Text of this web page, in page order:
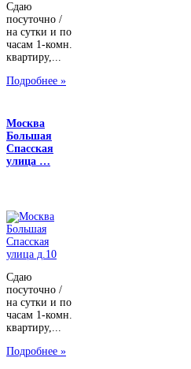
Сдаю
посуточно /
на сутки и по
часам 1-комн.
квартиру,...
Подробнее »
Москва
Большая
Спасская
улица …
Сдаю
посуточно /
на сутки и по
часам 1-комн.
квартиру,...
Подробнее »